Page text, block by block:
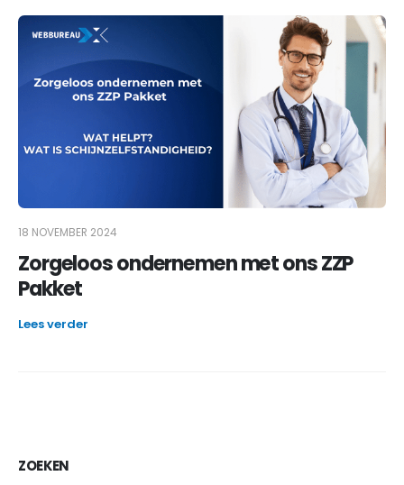
18 NOVEMBER 2024
Zorgeloos ondernemen met ons ZZP
Pakket
Lees verder
ZOEKEN